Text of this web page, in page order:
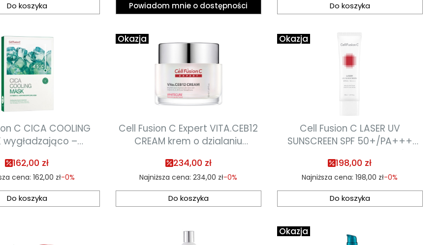
Do koszyka Powiadom mnie o dostępności Do koszyka
C CICA COOLING
wygładzająco –
5szt x 27g
162,00 zł
cena: 162,00 zł-0%
Do koszyka
Okazja
Cell Fusion C Expert VITA.CEB12
CREAM krem o dzialaniu
zapobiegającym powstawaniu
przebarwień 50ml
234,00 zł
Najniższa cena: 234,00 zł-0%
Do koszyka
Okazja
Cell Fusion C LASER UV
SUNSCREEN SPF 50+/PA+++
krem regenerujący do skóry
starzejącej się oraz po
zabiegach estetycznych o
lekkiej formule 50ml
198,00 zł
Najniższa cena: 198,00 zł-0%
Do koszyka
Okazja